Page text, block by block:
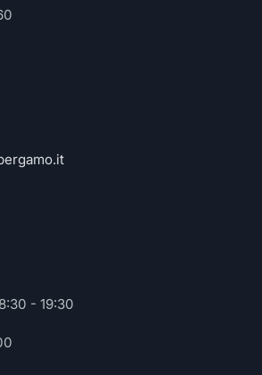
- 19:30